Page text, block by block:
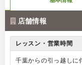
店舗情報
レッスン・営業時間
千葉からの引っ越しに